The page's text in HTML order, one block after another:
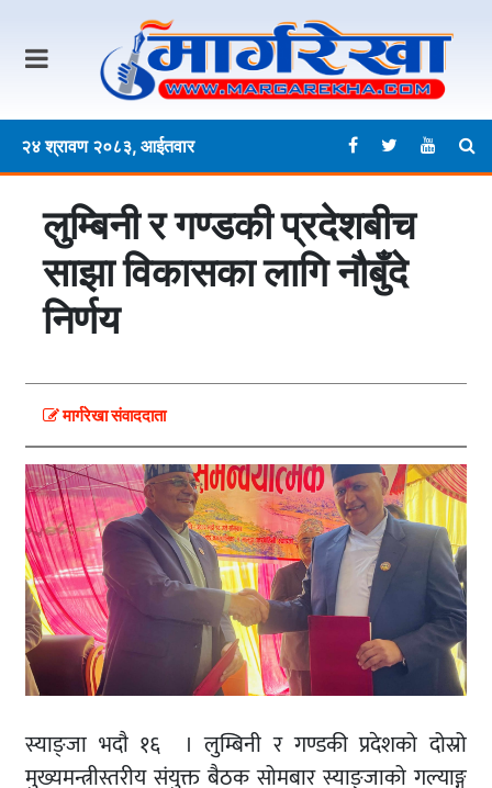
२४ श्रावण २०८३, आईतवार
लुम्बिनी र गण्डकी प्रदेशबीच
साझा विकासका लागि नौबुँदे
निर्णय
मार्गरेखा संवाददाता
स्याङ्जा भदाै १६ । लुम्बिनी र गण्डकी प्रदेशको दोस्रो
मुख्यमन्त्रीस्तरीय संयुक्त बैठक सोमबार स्याङ्जाको गल्याङ्ग